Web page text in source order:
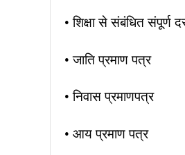
• शिक्षा से संबंधित संपूर्ण
• जाति प्रमाण पत्र
• निवास प्रमाणपत्र
• आय प्रमाण पत्र